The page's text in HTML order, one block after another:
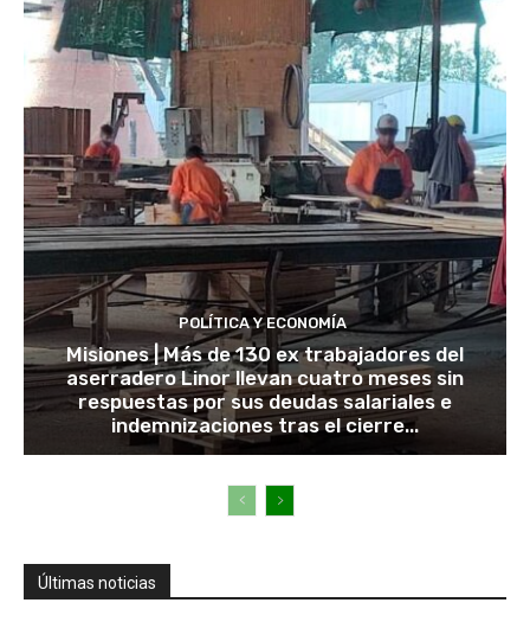
POLÍTICA Y ECONOMÍA
Misiones | Más de 130 ex trabajadores del
aserradero Linor llevan cuatro meses sin
respuestas por sus deudas salariales e
indemnizaciones tras el cierre...
Últimas noticias